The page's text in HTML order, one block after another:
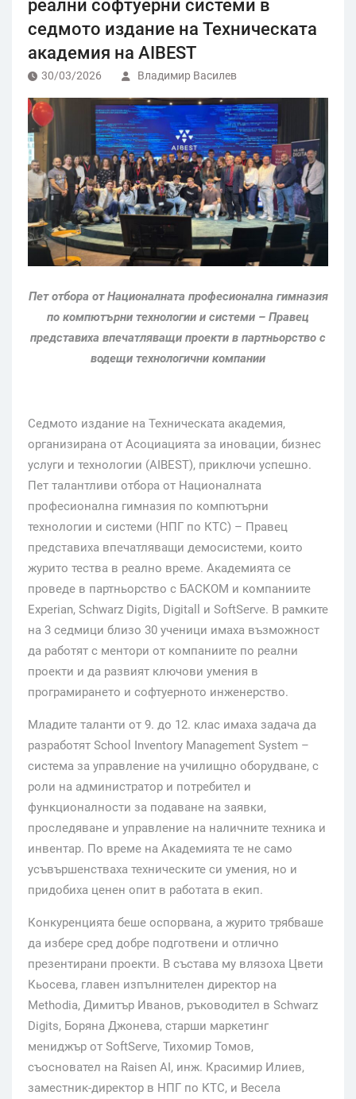
реални софтуерни системи в
седмото издание на Техническата
академия на AIBEST
30/03/2026 Владимир Василев
Пет отбора от Националната професионална гимназия
по компютърни технологии и системи – Правец
представиха впечатляващи проекти в партньорство с
водещи технологични компании
Седмото издание на Техническата академия,
организирана от Асоциацията за иновации, бизнес
услуги и технологии (AIBEST), приключи успешно.
Пет талантливи отбора от Националната
професионална гимназия по компютърни
технологии и системи (НПГ по КТС) – Правец
представиха впечатляващи демосистеми, които
журито тества в реално време. Академията се
проведе в партньорство с БАСКОМ и компаниите
Experian, Schwarz Digits, Digitall и SoftServe. В рамките
на 3 седмици близо 30 ученици имаха възможност
да работят с ментори от компаниите по реални
проекти и да развият ключови умения в
програмирането и софтуерното инженерство.
Младите таланти от 9. до 12. клас имаха задача да
разработят School Inventory Management System –
система за управление на училищно оборудване, с
роли на администратор и потребител и
функционалности за подаване на заявки,
проследяване и управление на наличните техника и
инвентар. По време на Академията те не само
усъвършенстваха техническите си умения, но и
придобиха ценен опит в работата в екип.
Конкуренцията беше оспорвана, а журито трябваше
да избере сред добре подготвени и отлично
презентирани проекти. В състава му влязоха Цвети
Кьосева, главен изпълнителен директор на
Methodia, Димитър Иванов, ръководител в Schwarz
Digits, Боряна Джонева, старши маркетинг
мениджър от SoftServe, Тихомир Томов,
съосновател на Raisen AI, инж. Красимир Илиев,
заместник-директор в НПГ по КТС, и Весела